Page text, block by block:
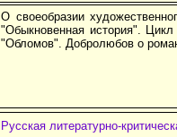
О своеобразии
"Обыкновенная история".
"Обломов". Добролюбов о
Русская литературно-